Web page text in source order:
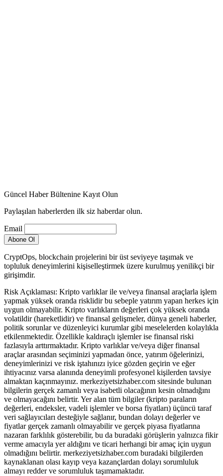
Güncel Haber Bültenine Kayıt Olun
Paylaşılan haberlerden ilk siz haberdar olun.
Email
CryptOps, blockchain projelerini bir üst seviyeye taşımak ve
topluluk deneyimlerini kişiselleştirmek üzere kurulmuş yenilikçi bir
girişimdir.
Risk Açıklaması: Kripto varlıklar ile ve/veya finansal araçlarla işlem
yapmak yüksek oranda risklidir bu sebeple yatırım yapan herkes için
uygun olmayabilir. Kripto varlıkların değerleri çok yüksek oranda
volatildir (hareketlidir) ve finansal gelişmeler, dünya geneli haberler,
politik sorunlar ve düzenleyici kurumlar gibi meselelerden kolaylıkla
etkilenmektedir. Özellikle kaldıraçlı işlemler ise finansal riski
fazlasıyla arttırmaktadır. Kripto varlıklar ve/veya diğer finansal
araçlar arasından seçiminizi yapmadan önce, yatırım öğelerinizi,
deneyimlerinizi ve risk iştahınızı iyice gözden geçirin ve eğer
ihtiyacınız varsa alanında deneyimli profesyonel kişilerden tavsiye
almaktan kaçınmayınız. merkeziyetsizhaber.com sitesinde bulunan
bilgilerin gerçek zamanlı veya isabetli olacağının kesin olmadığını
ve olmayacağını belirtir. Yer alan tüm bilgiler (kripto paraların
değerleri, endeksler, vadeli işlemler ve borsa fiyatları) üçüncü taraf
veri sağlayıcıları desteğiyle sağlanır, bundan dolayı değerler ve
fiyatlar gerçek zamanlı olmayabilir ve gerçek piyasa fiyatlarına
nazaran farklılık gösterebilir, bu da buradaki görüşlerin yalnızca fikir
verme amacıyla yer aldığını ve ticari herhangi bir amaç için uygun
olmadığını belirtir. merkeziyetsizhaber.com buradaki bilgilerden
kaynaklanan olası kayıp veya kazançlardan dolayı sorumluluk
almayı redder ve sorumluluk taşımamaktadır.